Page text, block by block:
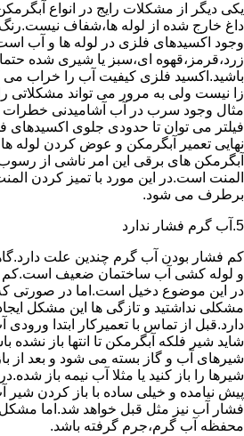
یکی دیگر از مشکلات رایج در انواع
داغ خارج شده از لوله ها،شفاف
وجود اکسیدهای فلزی در لوله ها و آب
زرد،قرمز،قهوه ای،سبز یا شیری شده حتما
باشید.اکسید فلزی کیفیت آب را خراب می
زا نیست ولی به مرور می تواند مشکلاتی
مثال وجود سرب در آب آشامیدنی خطرات
فیلتر می توان تا حدودی جلوی
نهایی تعمیر آبگرمکن و عوض کردن
آبگرمکن های برقی این امر ناشی از
المنت است.در این مورد با تمیز کردن
برطرف می شود.
5.آب گرم فشار ندارد
کم فشار بودن آب گرم چندین علت
و لوله کشی آب ساختمان ضعیف است.کم
در این موضوع دخیل است.اما در صورتی
مشکلی نداشتید و تازگی ها این مشکل
دارد.قبل از تماس با تعمیرکار ابتدا ورودی
شاید شیر فلکه آبگرمکن تا انتها باز
شیرهای آب و گاز بسته می شود و بعد از
شیرها را باز کنید یا مثلا آب نیمه باز
پیش نیامده و خیلی ساده با باز کردن
فشار آب نیز مثل قبل خواهد شد.اما
محفظه آب گرم،جرم گرفته باشد.